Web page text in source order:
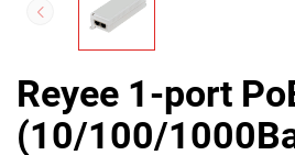
Reyee 1-port
(10/100/